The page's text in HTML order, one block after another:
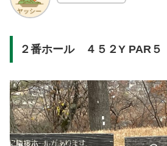
２番ホール ４５２Y PAR５